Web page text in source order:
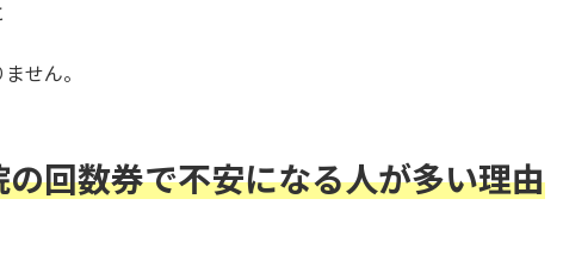
せん。
回数券で不安になる人が多い理由